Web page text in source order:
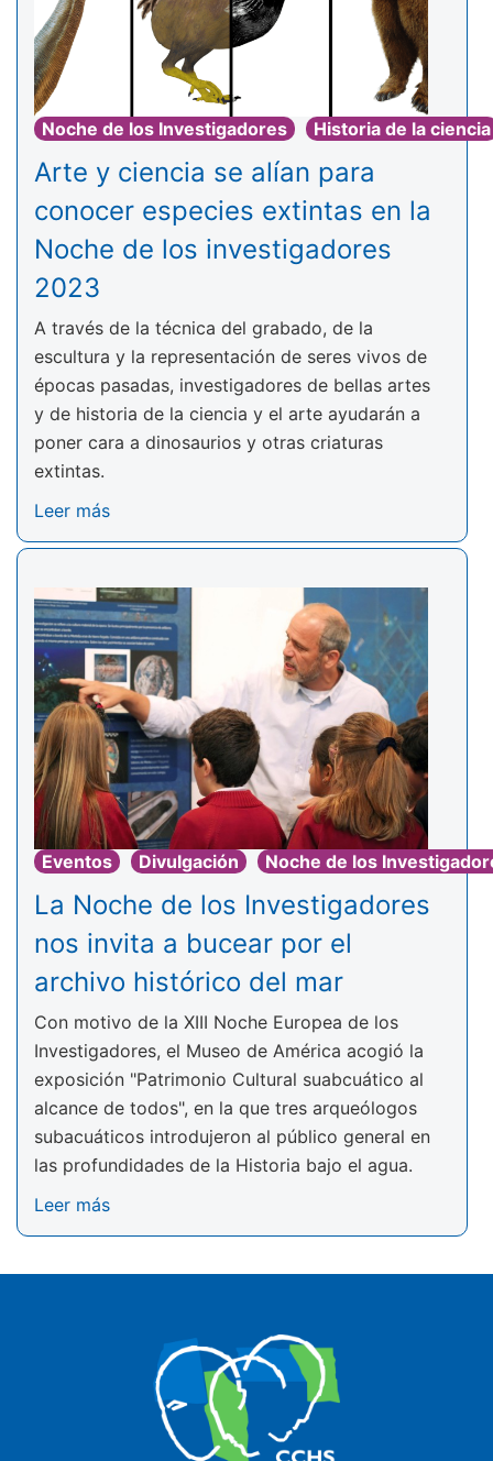
Noche de los Investigadores Historia de la ciencia
Arte y ciencia se alían para
conocer especies extintas en la
Noche de los investigadores
2023
A través de la técnica del grabado, de la
escultura y la representación de seres vivos de
épocas pasadas, investigadores de bellas artes
y de historia de la ciencia y el arte ayudarán a
poner cara a dinosaurios y otras criaturas
extintas.
Leer más
Eventos Divulgación Noche de los
La Noche de los Investigadores
nos invita a bucear por el
archivo histórico del mar
Con motivo de la XIII Noche Europea de los
Investigadores, el Museo de América acogió la
exposición "Patrimonio Cultural suabcuático al
alcance de todos", en la que tres arqueólogos
subacuáticos introdujeron al público general en
las profundidades de la Historia bajo el agua.
Leer más